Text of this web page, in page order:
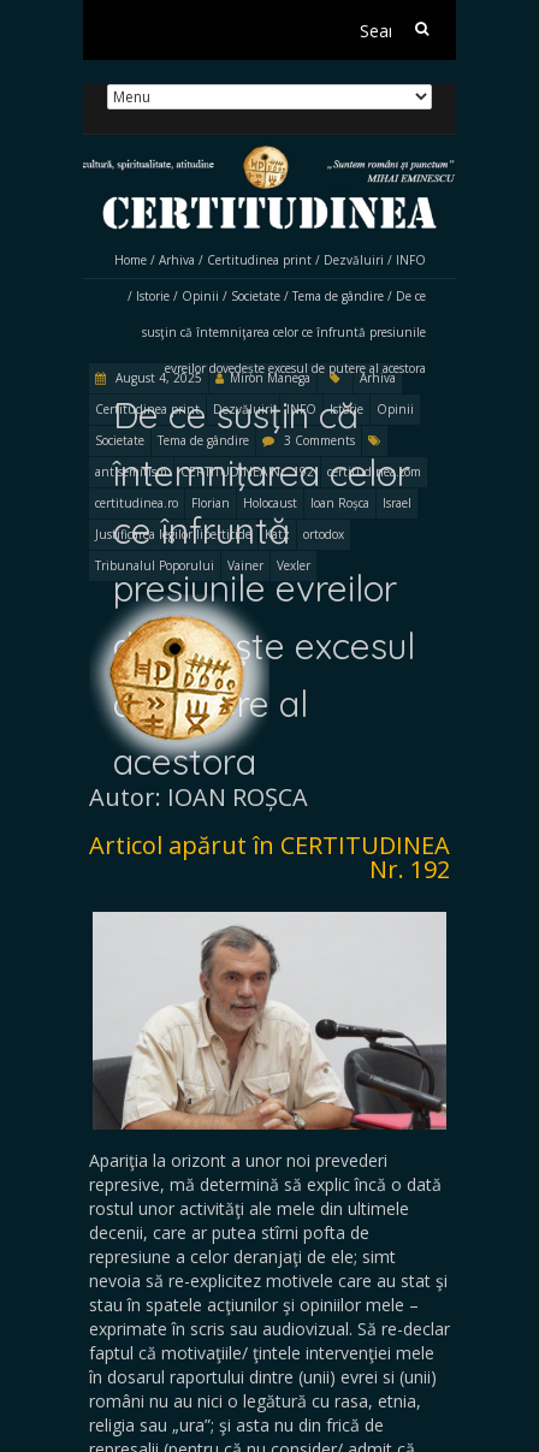
Search
Home / Arhiva / Certitudinea print / Dezvăluiri / INFO
/ Istorie / Opinii / Societate / Tema de gândire / De ce
susţin că întemniţarea celor ce înfruntă presiunile
evreilor dovedește excesul de putere al acestora
De ce susţin că
întemniţarea celor
ce înfruntă
presiunile evreilor
dovedește excesul
de putere al
acestora
August 4, 2025 Miron Manega
Arhiva
Certitudinea print
Dezvăluiri INFO Istorie
Opinii
Societate
Tema de gândire
3 Comments
antisemitism
CERTITUDINEA Nr. 192
certitudinea.com
certitudinea.ro
Florian Holocaust Ioan Roșca
Israel
Justificarea legilor liberticide
Katz
ortodox
Tribunalul Poporului
Vainer Vexler
Autor: IOAN ROȘCA
Articol apărut în CERTITUDINEA
Nr. 192
Apariţia la orizont a unor noi prevederi
represive, mă determină să explic încă o dată
rostul unor activităţi ale mele din ultimele
decenii, care ar putea stîrni pofta de
represiune a celor deranjaţi de ele; simt
nevoia să re-explicitez motivele care au stat şi
stau în spatele acţiunilor şi opiniilor mele –
exprimate în scris sau audiovizual. Să re-declar
faptul că motivaţiile/ ţintele intervenţiei mele
în dosarul raportului dintre (unii) evrei si (unii)
români nu au nici o legătură cu rasa, etnia,
religia sau „ura”; şi asta nu din frică de